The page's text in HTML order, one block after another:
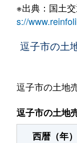
小坪
210
桜山
桜山
桜山
※出典：国土
s://
逗子市の土
逗子市の土地
逗子市の土地
西暦（年）